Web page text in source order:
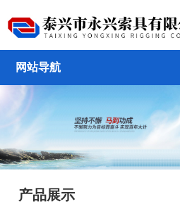
网站导航
产品展示